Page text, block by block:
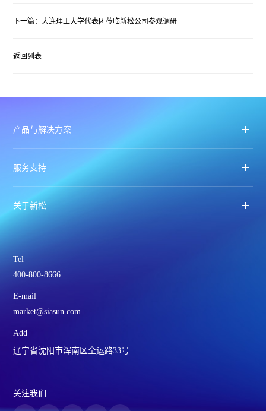
下一篇：大连理工大学代表团莅临新松公司参观调研
返回列表
产品与解决方案
服务支持
关于新松
Tel
400-800-8666
E-mail
market@siasun.com
Add
辽宁省沈阳市浑南区全运路33号
关注我们